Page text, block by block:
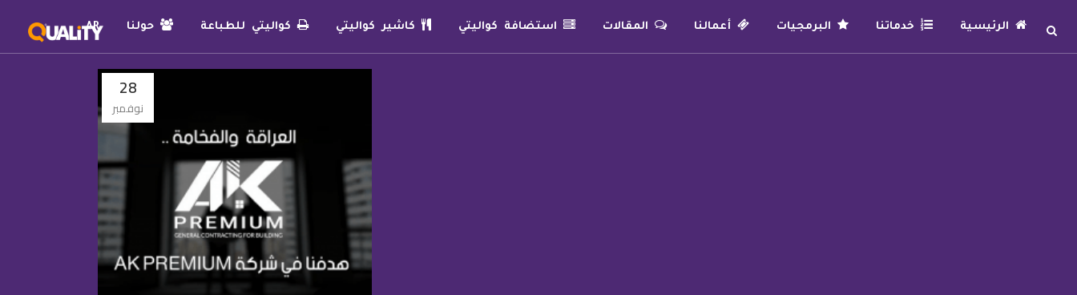
الرئيسية خدماتنا البرمجيات أعمالنا المقالات استضافة كواليتي كاشير كواليتي كواليتي للطباعة حولنا AR
28
نوفمبر